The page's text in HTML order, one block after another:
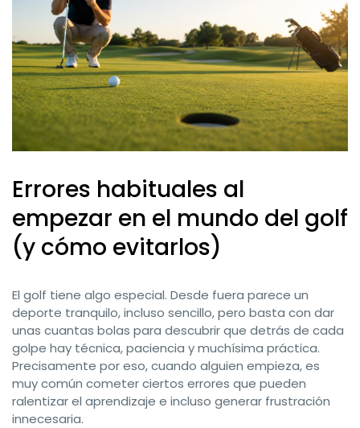
Errores habituales al
empezar en el mundo del golf
(y cómo evitarlos)
El golf tiene algo especial. Desde fuera parece un
deporte tranquilo, incluso sencillo, pero basta con dar
unas cuantas bolas para descubrir que detrás de cada
golpe hay técnica, paciencia y muchísima práctica.
Precisamente por eso, cuando alguien empieza, es
muy común cometer ciertos errores que pueden
ralentizar el aprendizaje e incluso generar frustración
innecesaria.